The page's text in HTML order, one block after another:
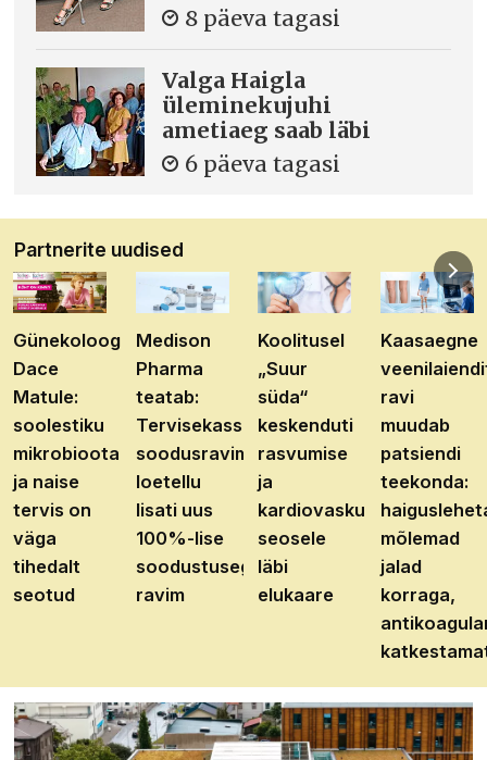
8 päeva tagasi
Valga Haigla
üleminekujuhi
ametiaeg saab läbi
6 päeva tagasi
Partnerite uudised
Günekoloog
Dace
Matule:
soolestiku
mikrobioota
ja naise
tervis on
väga
tihedalt
seotud
Medison
Pharma
teatab:
Tervisekassa
soodusravimite
loetellu
lisati uus
100%-lise
soodustusega
ravim
Koolitusel
„Suur
süda“
keskenduti
rasvumise
ja
kardiovaskulaarhaiguste
seosele
läbi
elukaare
Kaasaegne
ravi
muudab
patsiendi
teekonda:
mõlemad
jalad
korraga,